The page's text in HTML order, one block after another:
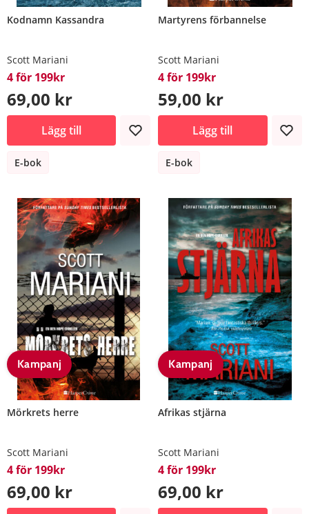
Kodnamn Kassandra
Scott Mariani
4 för 199kr
69,00 kr
Lägg till
E-bok
Martyrens förbannelse
Scott Mariani
4 för 199kr
59,00 kr
Lägg till
E-bok
Kampanj
Mörkrets herre
Scott Mariani
4 för 199kr
69,00 kr
Kampanj
Afrikas stjärna
Scott Mariani
4 för 199kr
69,00 kr